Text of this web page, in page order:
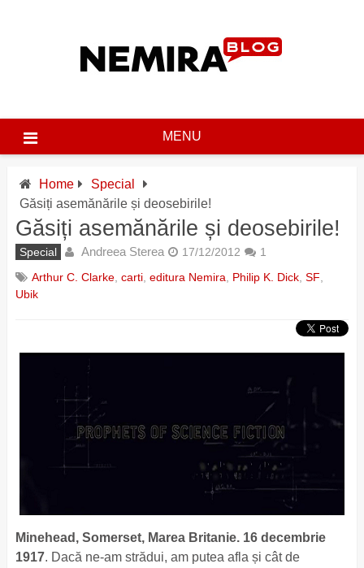
MENU
Home
Special
Găsiți asemănările și deosebirile!
Găsiți asemănările și deosebirile!
Special Andreea Sterea 17/12/2012
1
Arthur C. Clarke, carti, editura Nemira Philip K. Dick, SF
Ubik
Minehead, Somerset, Marea Britanie. 16 decembrie
1917. Dacă ne-am strădui, am putea afla și cât de